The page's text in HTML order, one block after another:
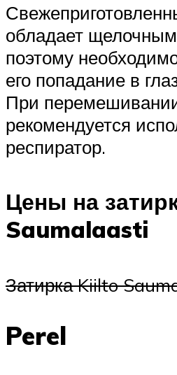
обладает
поэтому
его попадание в
При
рекомендуется
респиратор.
Цены на
Saumalaasti
Затирка Kiilto
Perel